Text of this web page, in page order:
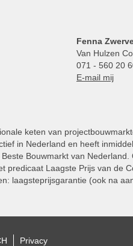
Fenna
Van Hulzen
071 - 560 20
E-mail mij
keten van
in Nederland en heeft
Bouwmarkt van
predicaat Laagste Prijs van de
laagsteprijsgarantie (ook na
Privacy